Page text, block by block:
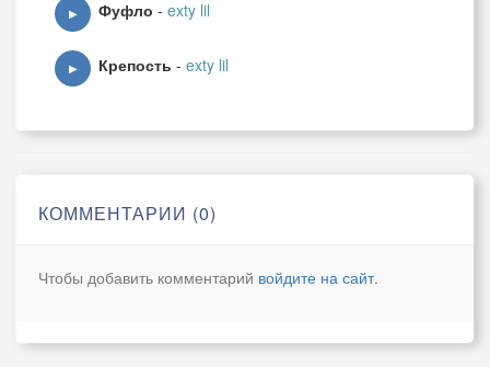
▶ Фуфло - exty lil
▶ Крепость - exty lil
КОММЕНТАРИИ (0)
Чтобы добавить комментарий войдите на сайт.